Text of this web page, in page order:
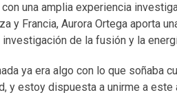
una amplia experiencia
y Francia, Aurora Ortega aporta
de la fusión y la
ya era algo con lo que soñaba
y estoy dispuesta a unirme a